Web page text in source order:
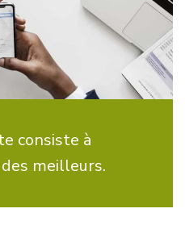
consiste à
meilleurs.